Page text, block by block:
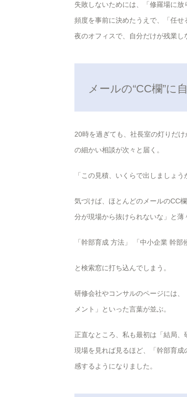
失敗しないためには、「修羅場に
頻度を事前に決めたうえで、「任せ
夜のオフィスで、自分だけが残業
メールの“CC欄”に
20時を過ぎても、社長室の灯りだ
の細かい相談が次々と届く。
「この見積、いくらで出しましょ
気づけば、ほとんどのメールのCC
分が現場から抜けられないな」と薄
「幹部育成 方法」 「中小企業 幹部
と検索窓に打ち込んでしまう。
研修会社やコンサルのページには
メント」といった言葉が並ぶ。
正直なところ、私も最初は「結局
現場を見れば見るほど、「幹部育成
感するようになりました。